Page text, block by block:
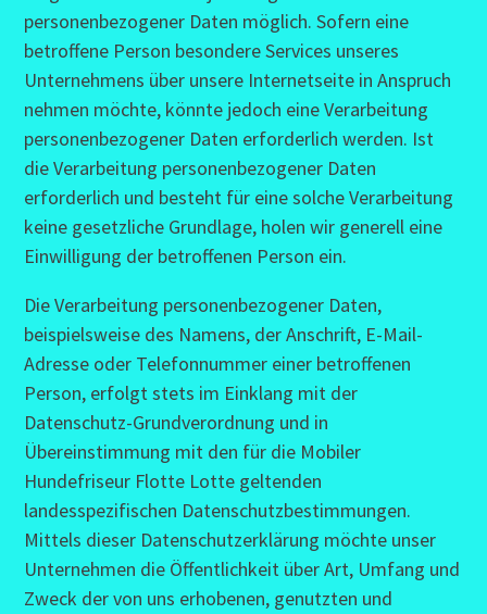
personenbezogener Daten möglich. Sofern eine
betroffene Person besondere Services unseres
Unternehmens über unsere Internetseite in Anspruch
nehmen möchte, könnte jedoch eine Verarbeitung
personenbezogener Daten erforderlich werden. Ist
die Verarbeitung personenbezogener Daten
erforderlich und besteht für eine solche Verarbeitung
keine gesetzliche Grundlage, holen wir generell eine
Einwilligung der betroffenen Person ein.
Die Verarbeitung personenbezogener Daten,
beispielsweise des Namens, der Anschrift, E-Mail-
Adresse oder Telefonnummer einer betroffenen
Person, erfolgt stets im Einklang mit der
Datenschutz-Grundverordnung und in
Übereinstimmung mit den für die Mobiler
Hundefriseur Flotte Lotte geltenden
landesspezifischen Datenschutzbestimmungen.
Mittels dieser Datenschutzerklärung möchte unser
Unternehmen die Öffentlichkeit über Art, Umfang und
Zweck der von uns erhobenen, genutzten und